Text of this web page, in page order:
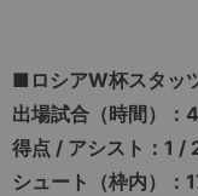
■ロシアW杯スタッ
出場試合（時間）：
得点 / アシスト：1 /
シュート（枠内）：